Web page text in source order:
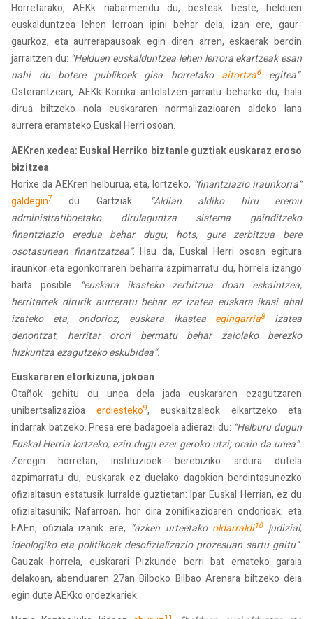
Horretarako, AEKk nabarmendu du, besteak beste, helduen
euskalduntzea lehen lerroan ipini behar dela; izan ere, gaur-
gaurkoz, eta aurrerapausoak egin diren arren, eskaerak berdin
jarraitzen du: “Helduen euskalduntzea lehen lerrora ekartzeak esan
nahi du botere publikoek gisa horretako aitortza6 egitea”.
Osterantzean, AEKk Korrika antolatzen jarraitu beharko du, hala
dirua biltzeko nola euskararen normalizazioaren aldeko lana
aurrera eramateko Euskal Herri osoan.
AEKren xedea: Euskal Herriko biztanle guztiak euskaraz eroso
bizitzea
Horixe da AEKren helburua, eta, lortzeko, “finantziazio iraunkorra”
galdegin7 du Gartziak: “Aldian aldiko hiru eremu
administratiboetako dirulaguntza sistema gainditzeko
finantziazio eredua behar dugu; hots, gure zerbitzua bere
osotasunean finantzatzea”. Hau da, Euskal Herri osoan egitura
iraunkor eta egonkorraren beharra azpimarratu du, horrela izango
baita posible
“euskara ikasteko zerbitzua doan eskaintzea,
herritarrek dirurik aurreratu behar ez izatea euskara ikasi ahal
izateko eta, ondorioz, euskara ikastea egingarria8izatea
denontzat, herritar orori bermatu behar zaiolako berezko
hizkuntza ezagutzeko eskubidea”.
Euskararen etorkizuna, jokoan
Otañok gehitu du unea dela jada euskararen ezagutzaren
unibertsalizazioa erdiesteko9, euskaltzaleok elkartzeko eta
indarrak batzeko. Presa ere badagoela adierazi du: “Helburu dugun
Euskal Herria lortzeko, ezin dugu ezer geroko utzi; orain da unea”.
Zeregin horretan, instituzioek berebiziko ardura dutela
azpimarratu du, euskarak ez duelako dagokion berdintasunezko
ofizialtasun estatusik lurralde guztietan: Ipar Euskal Herrian, ez du
ofizialtasunik; Nafarroan, hor dira zonifikazioaren ondorioak; eta
EAEn, ofiziala izanik ere, “azken urteetako oldarraldi10judizial,
ideologiko eta politikoak desofizializazio prozesuan sartu gaitu”.
Gauzak horrela, euskarari Pizkunde berri bat emateko garaia
delakoan, abenduaren 27an Bilboko Bilbao Arenara biltzeko deia
egin dute AEKko ordezkariek.